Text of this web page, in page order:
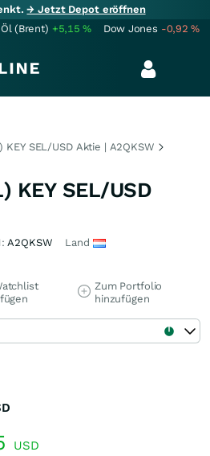
→ Jetzt Depot eröffnen
Öl (Brent) +5,15% Dow Jones -0,92%
KEY SEL/USD Aktie | A2QKSW
KEY SEL/USD
A2QKSW Land
Zum Portfolio
hinzufügen
USD